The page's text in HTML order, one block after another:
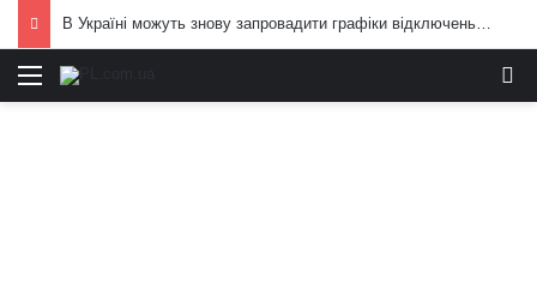
В Україні можуть знову запровадити графіки відключень електроенергії: що вже відомо
Меню